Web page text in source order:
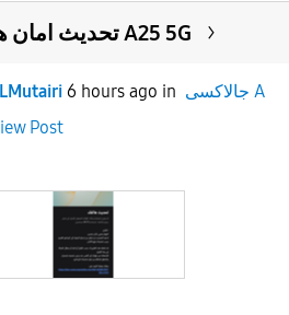
تحديث امان هاتف A25 5G
6 hours ago in
جالاكسى A
Post